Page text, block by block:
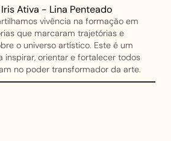
Ativa - Lina Penteado
vivência na formação em
que marcaram trajetórias e
o universo artístico. Este é um
inspirar, orientar e fortalecer todos
no poder transformador da arte.